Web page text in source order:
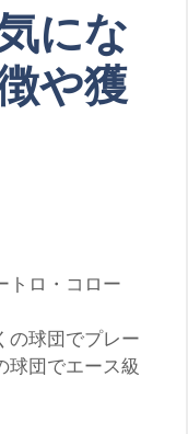
にな
や獲
トロ・コロー
の球団でプレー
球団でエース級